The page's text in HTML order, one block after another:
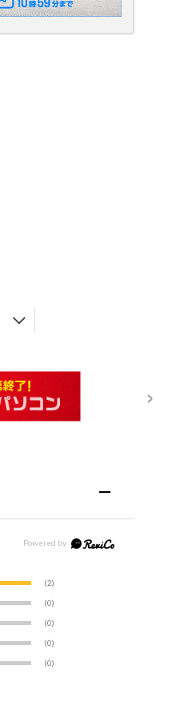
(2)
(0)
(0)
(0)
(0)